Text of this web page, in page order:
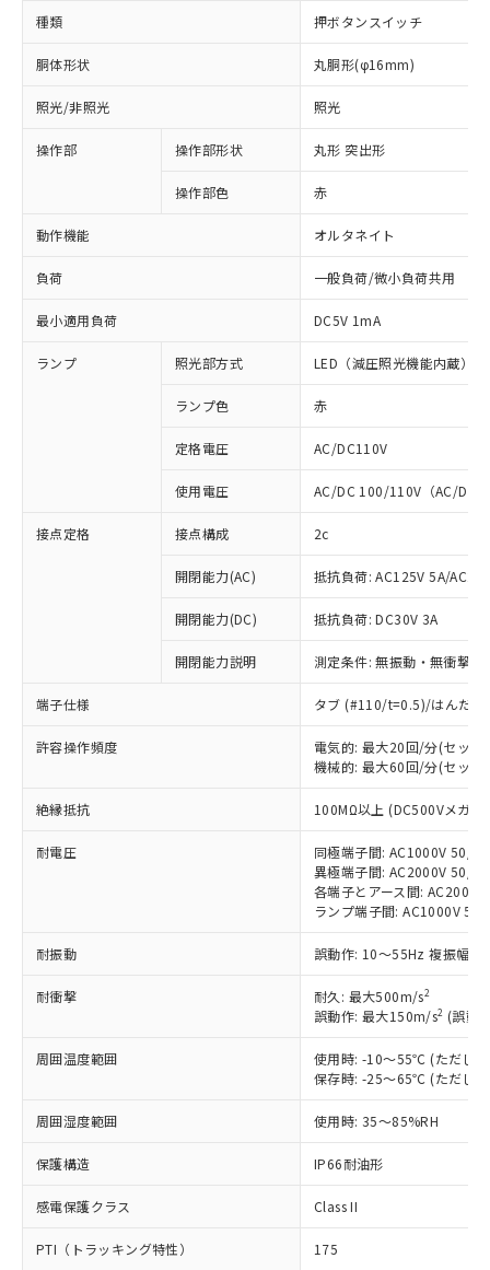
種類 押ボタンスイッチ
胴体形状 丸胴形(φ16mm)
照光/非照光 照光
操作部 操作部形状 丸形 突出形
操作部色 赤
動作機能 オルタネイト
負荷 一般負荷/微小負荷共用
最小適用負荷 DC5V 1mA
ランプ 照光部方式 LED（減圧照光機能内蔵）
ランプ色 赤
定格電圧 AC/DC110V
使用電圧 AC/DC 100/110V（AC/DC
接点定格 接点構成 2c
開閉能力(AC) 抵抗負荷: AC125V 5A/
開閉能力(DC) 抵抗負荷: DC30V 3A
開閉能力説明 測定条件: 無振動・無衝撃
端子仕様 タブ (#110/t=0.5)/はんだづ
許容操作頻度
電気的: 最大20回/分(セット
機械的: 最大60回/分(セット
絶縁抵抗 100MΩ以上 (DC500Vメガ)
耐電圧
同極端子間: AC1000V 50/
異極端子間: AC2000V 50/
各端子とアース間:
ランプ端子間: AC1000V
耐振動 誤動作: 10～55Hz 複振幅
耐衝撃 耐久: 最大500m/s2
誤動作: 最大150m/s2 (誤動
周囲温度範囲
使用時: -10～55℃ (ただし
保存時: -25～65℃ (ただし
周囲湿度範囲 使用時: 35～85%RH
保護構造 IP66耐油形
感電保護クラス Class II
PTI（トラッキング特性） 175
以下の条件をお読みいただき、同意のうえ
本サービスは、当社制御機器事業取扱
商品の当社在庫状況および標準価格
(税抜)を提供させていただくもので
当社制御機器事業取扱商品の中には、
本サービスの対象外となる商品もある
在庫状況および標準価格照会結果は、
記載している更新日時点での社内デー
タに基づき作成されるものであり、閲
覧された時点での実際の在庫および標
準価格とは異なる場合があることをご
了承ください。
※1 対応状況
対応済み：EU RoHS指令（10物質）の
す。
対応予定：EU RoHS指令（10物質）の非含
有に対応した製品に切り替える予定のある
対応予定なし：EU RoHS指令（10物質）の
非含有に非対応の商品で、対応品を出す予
調査・確認中：EU RoHS指令（10物質）の
非含有の対応状況を調査中または確認中の
非該当品：ライセンス料など無形物で、有
害物質有無と関係のない商品です。
仕入先様の事情により、非含有部品として
いたものが、含有品と判明した場合などや
むを得ず変更することがあります。
*EU RoHS指令（10物質）：
鉛(Pb) 1000ppm以下、 水銀(Hg) 1000ppm以下、 カド
ミウム(Cd) 100ppm以下、
(PBDE) 1000ppm以下、フタル酸ビス(2-エチルヘキシ
基準値以下であることを示します。
「×」：最大均質材料含有率が中国RoHSの
基準値を超えていることを示します。
「－」：未確認です。当社販売部門へお問
*中国RoHS10物質の基準値 (GB/T26572)：
Pb(鉛) :1000ppm、 Hg(水銀) : 1000ppm、 Cd(カドミウ
Cr(Ⅵ)(六価クロム) : 1000ppm、 PBBs(ポリ臭化ビフェ
ニル類) : 1000ppm、 PBDEs(ポリ臭化ジフェニルエーテ
当社は、これら貴社製品のうち、外国
為替および外国貿易法に定める商品
（以下｢規制貨物等」という）を輸出
または国外への提供する場合は、日本
国政府の輸出許可(または役務取引許
可)を取得するなどの必要な手続きを
とります。
号
○ 一定数以上の在庫あり